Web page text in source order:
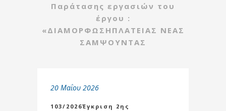
Παράτασης εργασιών του
έργου :
«ΔΙΑΜΟΡΦΩΣΗΠΛΑΤΕΙΑΣ ΝΕΑΣ
ΣΑΜΨΟΥΝΤΑΣ
20 Μαΐου 2026
103/2026Έγκριση 2ης